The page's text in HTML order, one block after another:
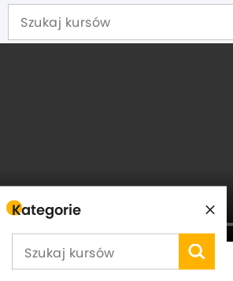
Kategorie
Autohipnoza w praktyce